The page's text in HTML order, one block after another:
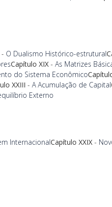
- O Dualismo Histórico-estrutural
Capítulo XIX - As Matrizes
do Sistema Econômico
XXIII - A Acumulação de Capital
Externo
InternacionalCapítulo XXIX -